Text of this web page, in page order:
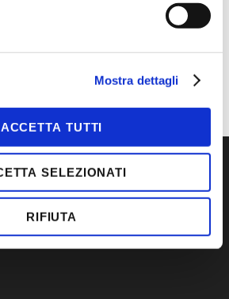
Mostra dettagli
ACCETTA TUTTI
SELEZIONATI
RIFIUTA
CUFFIE